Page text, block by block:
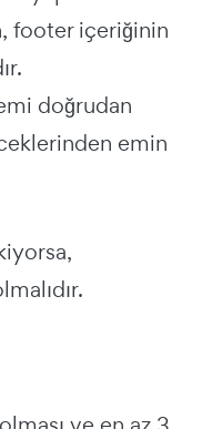
footer içeriğinin
doğrudan
emin